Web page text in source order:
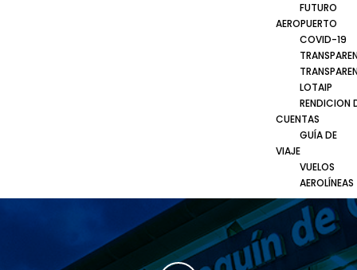
FUTURO
AEROPUERTO
COVID-19
LOTAIP
RENDICION
CUENTAS
GUÍA DE
VIAJE
VUELOS
AEROLÍNEAS